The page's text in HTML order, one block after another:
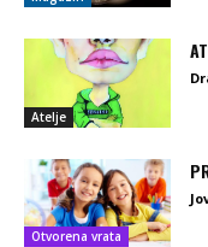
Atelje
Otvorena vrata